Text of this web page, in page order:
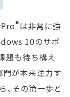
®は非常に強
10のサポ
題も待ち構え
門が本来注力す
、その第一歩と